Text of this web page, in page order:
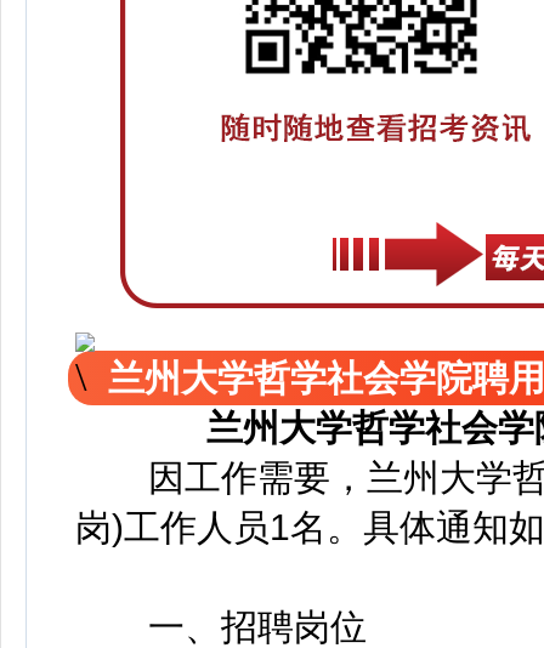
兰州大学哲学社会学院聘
兰州大学哲学社会
因工作需要，兰州大学哲
岗)工作人员1名。具体通知
一、招聘岗位